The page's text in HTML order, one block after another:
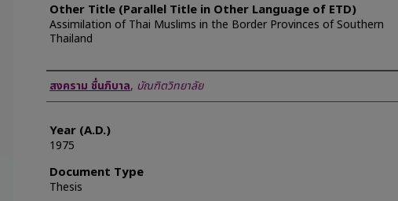
Other Title (Parallel Title in Other Language of ETD)
Assimilation of Thai Muslims in the Border Provinces of Southern
Thailand
Author
สงคราม ชื่นภิบาล, บัณฑิตวิทยาลัย
Year (A.D.)
1975
Document Type
Thesis